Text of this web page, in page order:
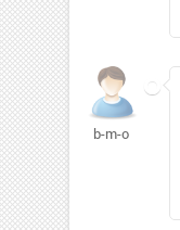
b-m-o